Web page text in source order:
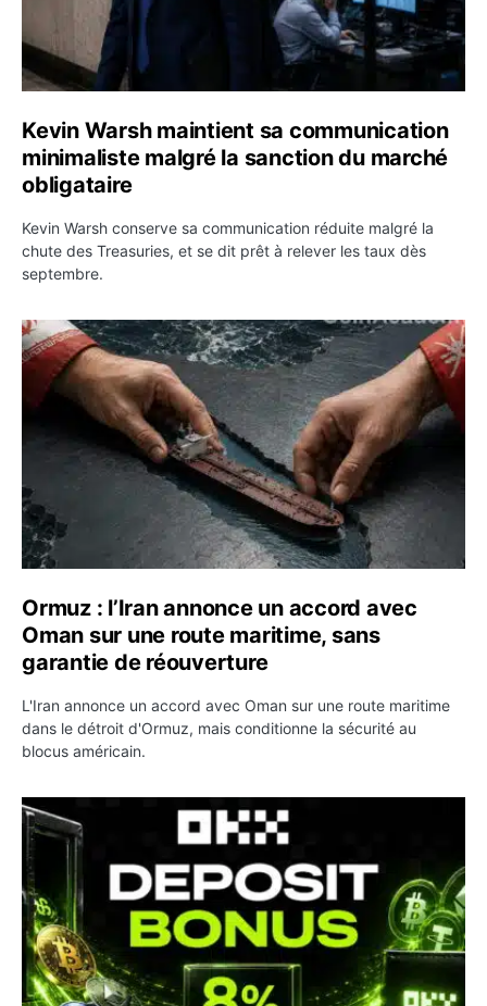
Kevin Warsh maintient sa communication
minimaliste malgré la sanction du marché
obligataire
Kevin Warsh conserve sa communication réduite malgré la
chute des Treasuries, et se dit prêt à relever les taux dès
septembre.
Ormuz : l’Iran annonce un accord avec Oman sur une
Ormuz : l’Iran annonce un accord avec
Oman sur une route maritime, sans
garantie de réouverture
L'Iran annonce un accord avec Oman sur une route maritime
dans le détroit d'Ormuz, mais conditionne la sécurité au
blocus américain.
OKX relance une campagne Deposit Bonus : jusqu’à 5